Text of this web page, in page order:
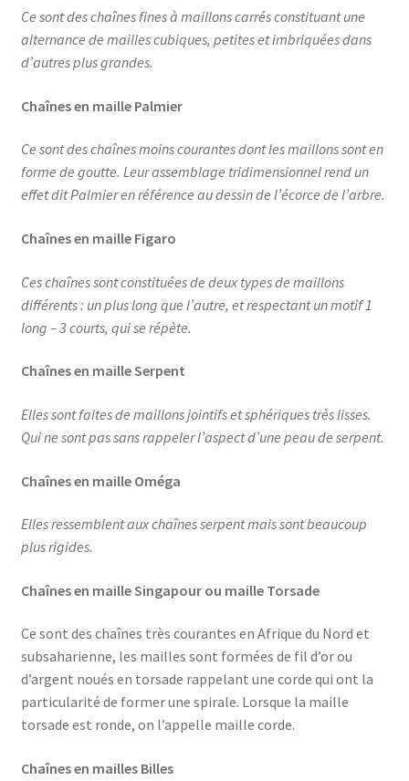
Ce sont des chaînes fines à maillons carrés constituant une
alternance de mailles cubiques, petites et imbriquées dans
d’autres plus grandes.
Chaînes en maille Palmier
Ce sont des chaînes moins courantes dont les maillons sont en
forme de goutte. Leur assemblage tridimensionnel rend un
effet dit Palmier en référence au dessin de l’écorce de l’arbre.
Chaînes en maille Figaro
Ces chaînes sont constituées de deux types de maillons
différents : un plus long que l’autre, et respectant un motif 1
long – 3 courts, qui se répète.
Chaînes en maille Serpent
Elles sont faites de maillons jointifs et sphériques très lisses.
Qui ne sont pas sans rappeler l’aspect d’une peau de serpent.
Chaînes en maille Oméga
Elles ressemblent aux chaînes serpent mais sont beaucoup
plus rigides.
Chaînes en maille Singapour ou maille Torsade
Ce sont des chaînes très courantes en Afrique du Nord et
subsaharienne, les mailles sont formées de fil d’or ou
d’argent noués en torsade rappelant une corde qui ont la
particularité de former une spirale. Lorsque la maille
torsade est ronde, on l’appelle maille corde.
Chaînes en mailles Billes